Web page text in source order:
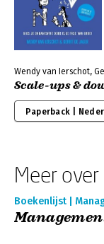
Wendy van Ierschot,
Scale-ups &
Paperback |
Meer
Boekenlijst |